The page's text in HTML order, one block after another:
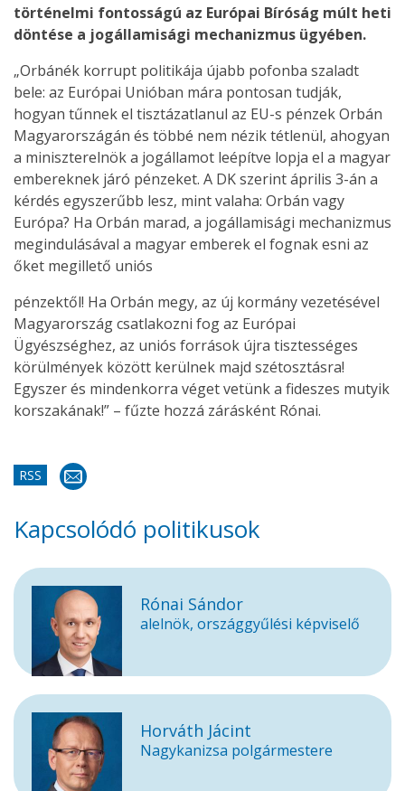
történelmi fontosságú az Európai Bíróság múlt heti
döntése a jogállamisági mechanizmus ügyében.
„Orbánék korrupt politikája újabb pofonba szaladt
bele: az Európai Unióban mára pontosan tudják,
hogyan tűnnek el tisztázatlanul az EU-s pénzek Orbán
Magyarországán és többé nem nézik tétlenül, ahogyan
a miniszterelnök a jogállamot leépítve lopja el a magyar
embereknek járó pénzeket. A DK szerint április 3-án a
kérdés egyszerűbb lesz, mint valaha: Orbán vagy
Európa? Ha Orbán marad, a jogállamisági mechanizmus
megindulásával a magyar emberek el fognak esni az
őket megillető uniós
pénzektől! Ha Orbán megy, az új kormány vezetésével
Magyarország csatlakozni fog az Európai
Ügyészséghez, az uniós források újra tisztességes
körülmények között kerülnek majd szétosztásra!
Egyszer és mindenkorra véget vetünk a fideszes mutyik
korszakának!” – fűzte hozzá zárásként Rónai.
RSS
Kapcsolódó politikusok
Rónai Sándor
alelnök, országgyűlési képviselő
Horváth Jácint
Nagykanizsa polgármestere